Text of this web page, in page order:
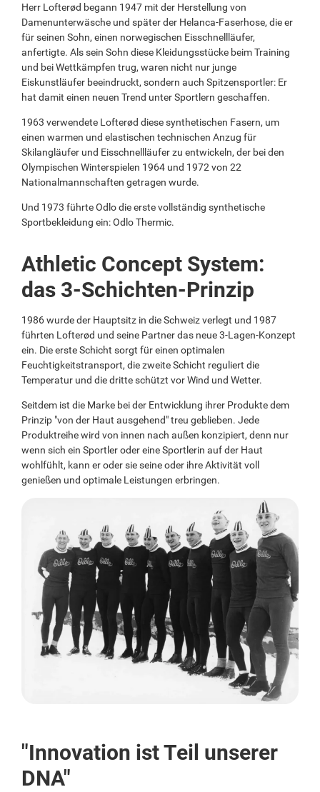
Herr Lofterød begann 1947 mit der Herstellung von
Damenunterwäsche und später der Helanca-Faserhose, die er
für seinen Sohn, einen norwegischen Eisschnellläufer,
anfertigte. Als sein Sohn diese Kleidungsstücke beim Training
und bei Wettkämpfen trug, waren nicht nur junge
Eiskunstläufer beeindruckt, sondern auch Spitzensportler: Er
hat damit einen neuen Trend unter Sportlern geschaffen.
1963 verwendete Lofterød diese synthetischen Fasern, um
einen warmen und elastischen technischen Anzug für
Skilangläufer und Eisschnellläufer zu entwickeln, der bei den
Olympischen Winterspielen 1964 und 1972 von 22
Nationalmannschaften getragen wurde.
Und 1973 führte Odlo die erste vollständig synthetische
Sportbekleidung ein: Odlo Thermic.
Athletic Concept System:
das 3-Schichten-Prinzip
1986 wurde der Hauptsitz in die Schweiz verlegt und 1987
führten Lofterød und seine Partner das neue 3-Lagen-Konzept
ein. Die erste Schicht sorgt für einen optimalen
Feuchtigkeitstransport, die zweite Schicht reguliert die
Temperatur und die dritte schützt vor Wind und Wetter.
Seitdem ist die Marke bei der Entwicklung ihrer Produkte dem
Prinzip "von der Haut ausgehend" treu geblieben. Jede
Produktreihe wird von innen nach außen konzipiert, denn nur
wenn sich ein Sportler oder eine Sportlerin auf der Haut
wohlfühlt, kann er oder sie seine oder ihre Aktivität voll
genießen und optimale Leistungen erbringen.
"Innovation ist Teil unserer
DNA"